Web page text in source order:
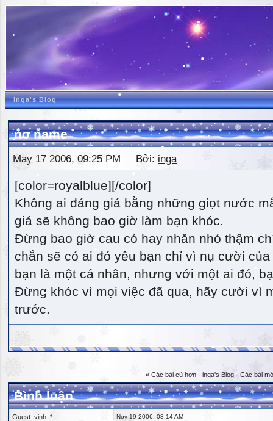
inga's Blog
no name
May 17 2006, 09:25 PM Bởi: inga
[color=royalblue][/color]
Không ai đáng giá bằng những giọt nước
giá sẽ không bao giờ làm bạn khóc.
Đừng bao giờ cau có hay nhăn nhó thậm
chắn sẽ có ai đó yêu bạn chỉ vì nụ cười
bạn là một cá nhân, nhưng với một ai đó,
Đừng khóc vì mọi việc đã qua, hãy cười vì
trước.
« Các bài cũ hơn · inga's Blog · Các bài
Bình luận
Guest_vinh_* Nov 19 2006, 08:14 AM